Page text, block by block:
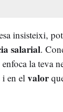
insisteixi,
salarial.
la teva
i en el valor